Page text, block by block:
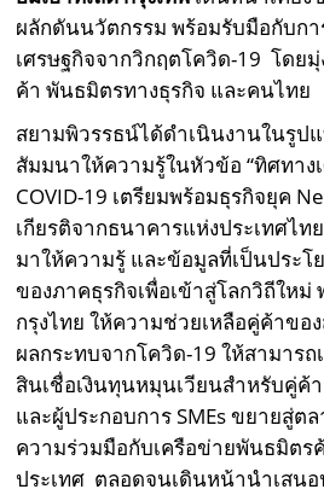
ผลักดันนวัตกรรม พร้อมรับมือกับก
เศรษฐกิจจากวิกฤตโควิด-19 โดย
ค้า พันธมิตรทางธุรกิจ และคนไทย
สยามพิวรรธน์ได้ดำเนินงานในรูป
สัมมนาให้ความรู้ในหัวข้อ “ทิศทาง
COVID-19 เตรียมพร้อมธุรกิจยุค
เกียรติจากธนาคารแห่งประเทศไท
มาให้ความรู้ และข้อมูลที่เป็นประโ
ของภาคธุรกิจเพื่อเข้าสู่โลกวิถีให
กรุงไทย ให้ความช่วยเหลือคู่ค้าขอ
ผลกระทบจากโควิด-19 ให้สามาร
สินเชื่อเงินทุนหมุนเวียนสำหรับคู่ค้
และผู้ประกอบการ SMEs ขยายสู่ต
ความร่วมมือกับเครือข่ายพันธมิตร
ประเทศ ตลอดจนเดินหน้านำเสน